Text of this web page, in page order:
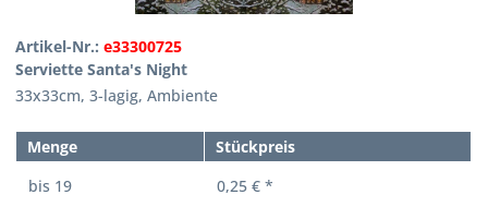
Artikel-Nr.:e33300725
Serviette Santa's Night
33x33cm, 3-lagig, Ambiente
Menge
Stückpreis
bis 19 0,25 € *